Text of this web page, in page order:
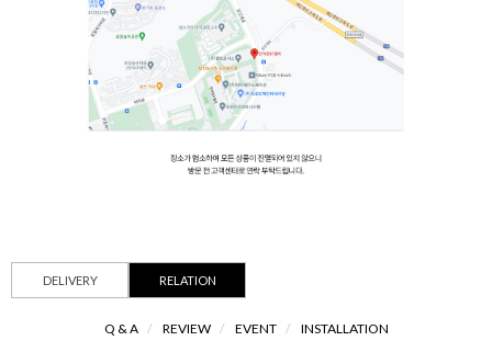
DELIVERY RELATION
Q & A / REVIEW / EVENT / INSTALLATION